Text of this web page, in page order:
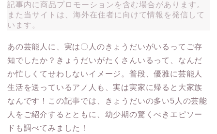
記事内に商品プロモーションを含む場合があります。
また当サイトは、海外在住者に向けて情報を発信して
います。
あの芸能人に、実は〇人のきょうだいがいるってご存
知でしたか？きょうだいがたくさんいるって、なんだ
か忙しくてせわしないイメージ。普段、優雅に芸能人
生活を送っているアノ人も、実は実家に帰ると大家族
なんです！この記事では、きょうだいの多い5人の芸能
人をご紹介するとともに、幼少期の驚くべきエピソー
ドも調べてみました！